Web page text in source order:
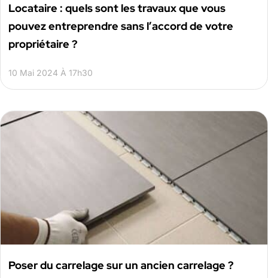
Locataire : quels sont les travaux que vous
pouvez entreprendre sans l’accord de votre
propriétaire ?
10 Mai 2024 À 17h30
Poser du carrelage sur un ancien carrelage ?